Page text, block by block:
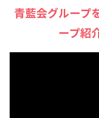
⻘藍会グループ
ープ紹